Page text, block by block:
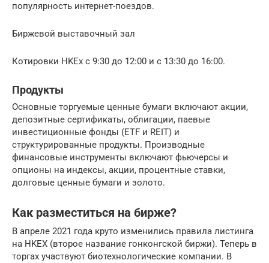
популярность интернет-поездов.
Биржевой выставочный зал
Котировки HKEx с 9:30 до 12:00 и с 13:30 до 16:00.
Продукты
Основные торгуемые ценные бумаги включают акции,
депозитные сертификаты, облигации, паевые
инвестиционные фонды (ETF и REIT) и
структурированные продукты. Производные
финансовые инструменты включают фьючерсы и
опционы на индексы, акции, процентные ставки,
долговые ценные бумаги и золото.
Как разместиться на бирже?
В апреле 2021 года круто изменились правила листинга
на HKEX (второе название гонконгской биржи). Теперь в
торгах участвуют биотехнологические компании. В